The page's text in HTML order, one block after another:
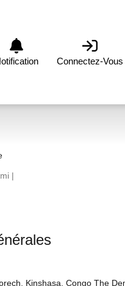
Connectez-Vous
|
Kinshasa, Congo The